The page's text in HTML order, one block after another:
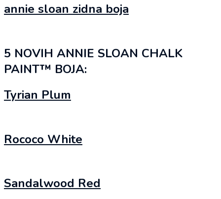
annie sloan zidna boja
5 NOVIH ANNIE SLOAN CHALK
PAINT™ BOJA:
Tyrian Plum
Rococo White
Sandalwood Red